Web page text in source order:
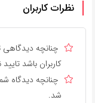
نظرات کاربران
چنانچه دیدگاهی
کاربران باشد
چنانچه دیدگاه
شد.